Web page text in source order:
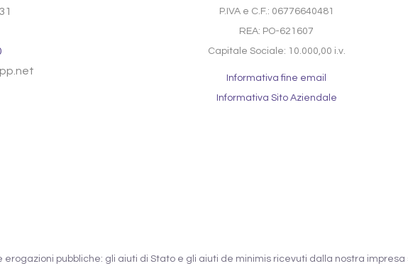
P.IVA e C.F.: 06776640481
REA: PO-621607
Capitale Sociale: 10.000,00 i.v.
Informativa fine email
Informativa Sito Aziendale
erogazioni pubbliche: gli aiuti di Stato e gli aiuti de minimis ricevuti dalla nostra